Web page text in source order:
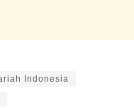
Indonesia